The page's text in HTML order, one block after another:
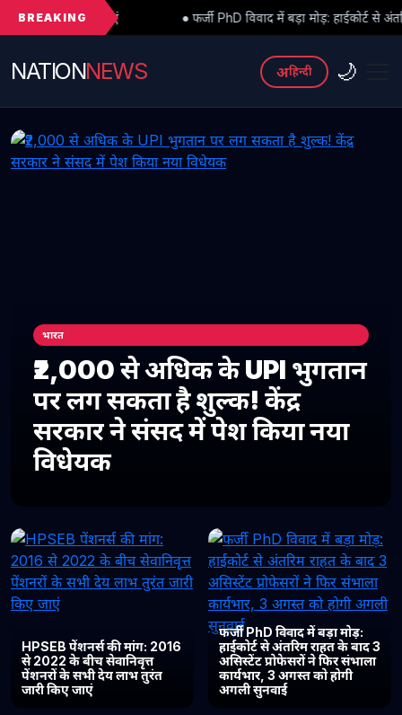
BREAKING● फर्जी PhD विवाद में बड़ा मोड़: हाईकोर्ट से अंतरिम राहत के बाद 3
NATIONNEWS अहिन्दी 🌙
भारत
₹2,000 से अधिक के UPI भुगतान
पर लग सकता है शुल्क! केंद्र
सरकार ने संसद में पेश किया नया
विधेयक
HPSEB पेंशनर्स की मांग: 2016
से 2022 के बीच सेवानिवृत्त
पेंशनरों के सभी देय लाभ तुरंत
जारी किए जाएं
फर्जी PhD विवाद में बड़ा मोड़:
हाईकोर्ट से अंतरिम राहत के बाद 3
असिस्टेंट प्रोफेसरों ने फिर संभाला
कार्यभार, 3 अगस्त को होगी
अगली सुनवाई